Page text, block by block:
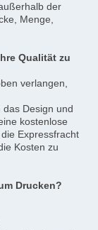
der
Menge,
Qualität zu
verlangen,
Design und
kostenlose
Expressfracht
Kosten zu
Drucken?